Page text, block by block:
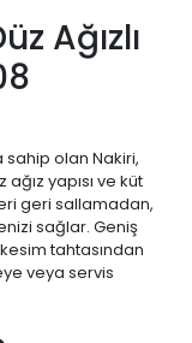
Ağızlı
olan Nakiri,
yapısı ve küt
geri sallamadan,
sağlar. Geniş
tahtasından
veya servis